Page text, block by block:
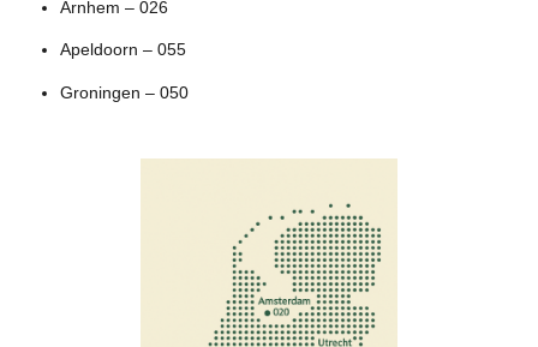
Arnhem – 026
Apeldoorn – 055
Groningen – 050